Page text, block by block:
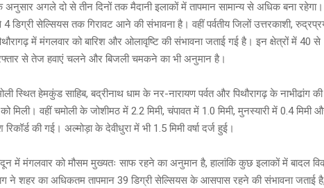
अनुसार अगले दो से तीन दिनों तक मैदानी इलाकों में तापमान सामान्य से अधिक बना
डिग्री सेल्सियस तक गिरावट आने की संभावना है। वहीं पर्वतीय जिलों उत्तरकाशी,
में मंगलवार को बारिश और ओलावृष्टि की संभावना जताई गई है। इन क्षेत्रों में 40 से
से तेज हवाएं चलने और बिजली चमकने का भी अनुमान है।
स्थित हेमकुंड साहिब, बद्रीनाथ धाम के नर-नारायण पर्वत और पिथौरागढ़ के नाभीढांग
मिली। वहीं चमोली के जोशीमठ में 2.2 मिमी, चंपावत में 1.0 मिमी, मुनस्यारी में 0.4 मिमी
रिकॉर्ड की गई। अल्मोड़ा के देवीधुरा में भी 1.5 मिमी वर्षा दर्ज हुई।
में मंगलवार को मौसम मुख्यतः साफ रहने का अनुमान है, हालांकि कुछ इलाकों में बादल
ने शहर का अधिकतम तापमान 39 डिग्री सेल्सियस के आसपास रहने की संभावना जताई